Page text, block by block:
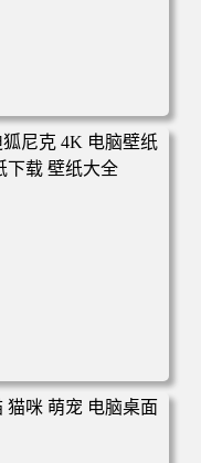
动漫壁纸 电脑桌面
4K 电脑壁纸 3840x2
全